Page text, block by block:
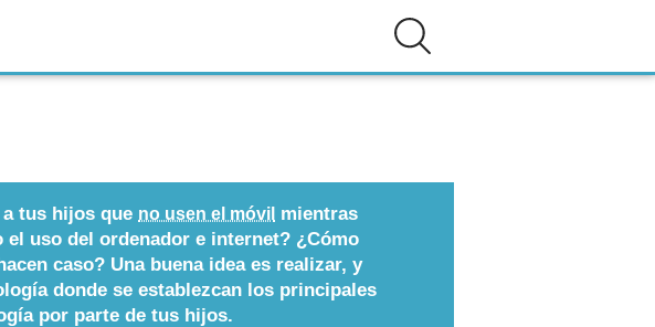
tus hijos que no usen el móvil mientras
uso del ordenador e internet? ¿Cómo
caso? Una buena idea es realizar, y
donde se establezcan los principales
por parte de tus hijos.